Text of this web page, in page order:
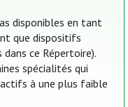
disponibles en tant
que dispositifs
ce Répertoire).
spécialités qui
à une plus faible